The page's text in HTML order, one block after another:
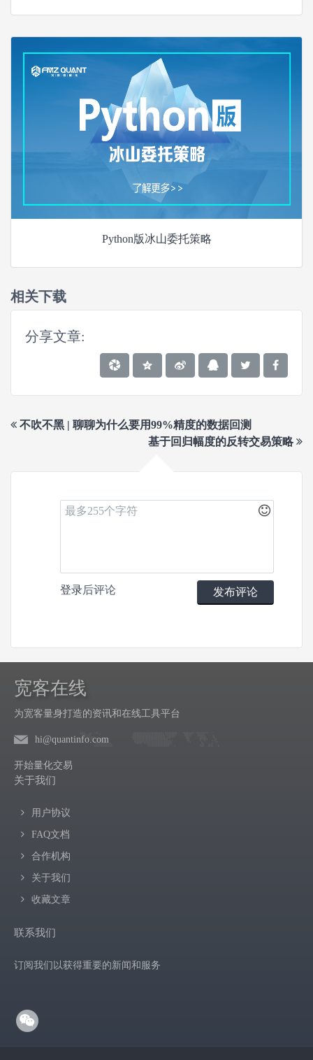
Python版冰山委托策略
相关下载
分享文章:
不吹不黑 | 聊聊为什么要用99%精度的数据回测
基于回归幅度的反转交易策略
登录后评论 发布评论
宽客在线
为宽客量身打造的资讯和在线工具平台
hi@quantinfo.com
开始量化交易
关于我们
用户协议
FAQ文档
合作机构
关于我们
收藏文章
联系我们
订阅我们以获得重要的新闻和服务